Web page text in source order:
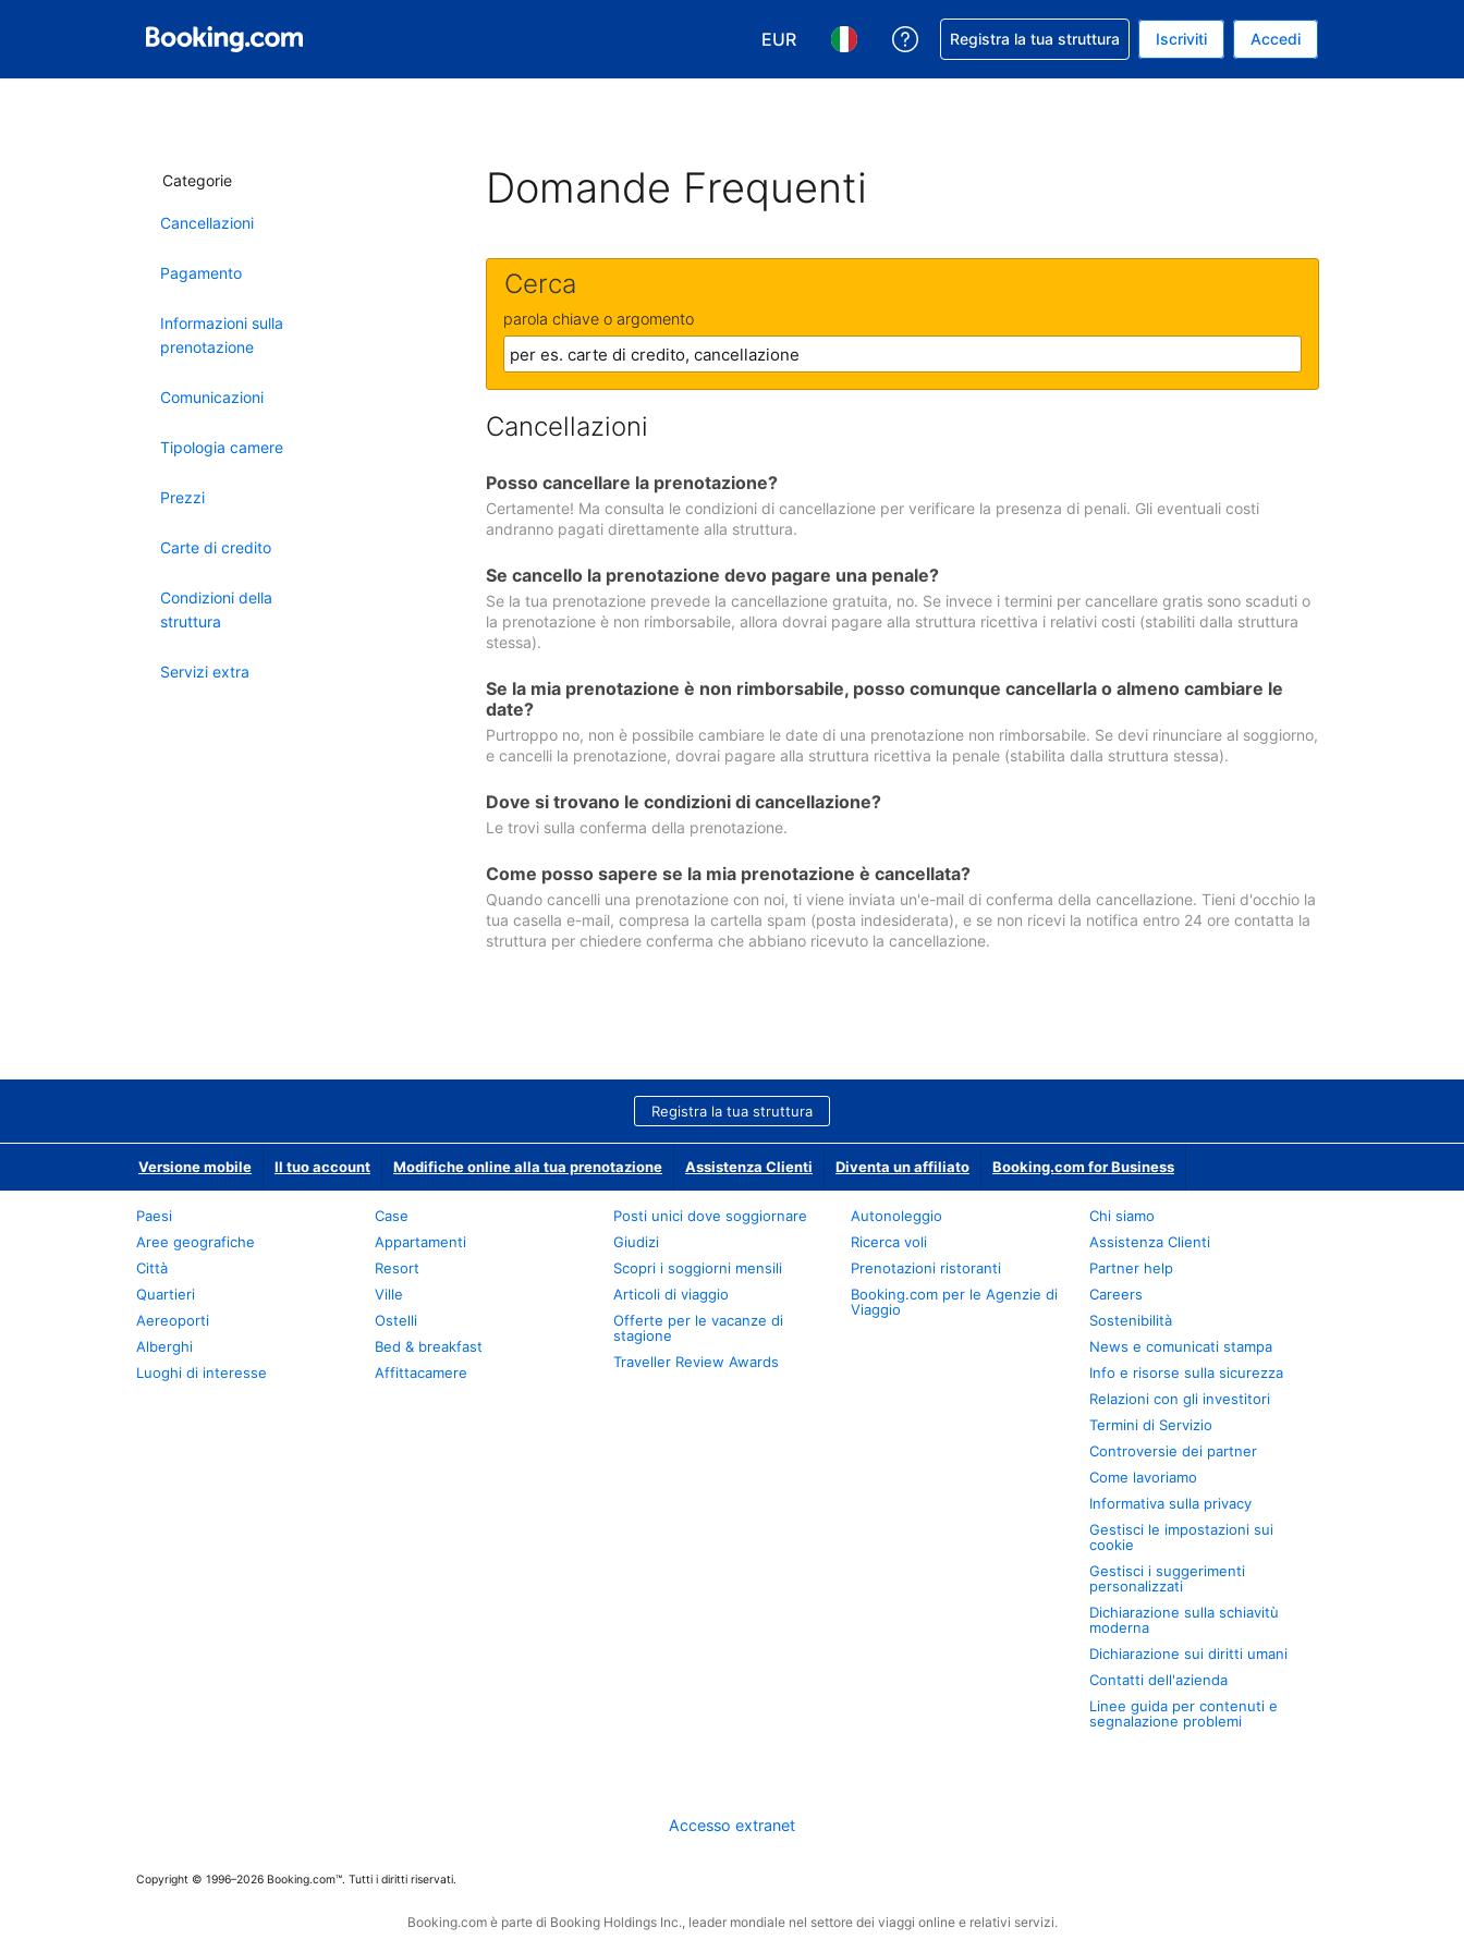
EUR
Scegli la tua valuta. Valuta attuale: Euro
Scegli la tua lingua. Lingua attuale: Italiano
Ricevi aiuto con la prenotazione
Registra la tua struttura Iscriviti Accedi
Categorie
Cancellazioni
Pagamento
Informazioni sulla
prenotazione
Comunicazioni
Tipologia camere
Prezzi
Carte di credito
Condizioni della
struttura
Servizi extra
Domande Frequenti
Cerca
parola chiave o argomento
Cancellazioni
Posso cancellare la prenotazione?
Certamente! Ma consulta le condizioni di cancellazione per verificare la presenza di penali. Gli eventuali costi
andranno pagati direttamente alla struttura.
Se cancello la prenotazione devo pagare una penale?
Se la tua prenotazione prevede la cancellazione gratuita, no. Se invece i termini per cancellare gratis sono scaduti o
la prenotazione è non rimborsabile, allora dovrai pagare alla struttura ricettiva i relativi costi (stabiliti dalla struttura
stessa).
Se la mia prenotazione è non rimborsabile, posso comunque cancellarla o almeno cambiare le
date?
Purtroppo no, non è possibile cambiare le date di una prenotazione non rimborsabile. Se devi rinunciare al soggiorno,
e cancelli la prenotazione, dovrai pagare alla struttura ricettiva la penale (stabilita dalla struttura stessa).
Dove si trovano le condizioni di cancellazione?
Le trovi sulla conferma della prenotazione.
Come posso sapere se la mia prenotazione è cancellata?
Quando cancelli una prenotazione con noi, ti viene inviata un'e-mail di conferma della cancellazione. Tieni d'occhio la
tua casella e-mail, compresa la cartella spam (posta indesiderata), e se non ricevi la notifica entro 24 ore contatta la
struttura per chiedere conferma che abbiano ricevuto la cancellazione.
Registra la tua struttura
Versione mobile Il tuo account Modifiche online alla tua prenotazione Assistenza Clienti Diventa un affiliato Booking.com for Business
Paesi
Aree geografiche
Città
Quartieri
Aereoporti
Alberghi
Luoghi di interesse
Case
Appartamenti
Resort
Ville
Ostelli
Bed & breakfast
Affittacamere
Posti unici dove soggiornare
Giudizi
Scopri i soggiorni mensili
Articoli di viaggio
Offerte per le vacanze di
stagione
Traveller Review Awards
Autonoleggio
Ricerca voli
Prenotazioni ristoranti
Booking.com per le Agenzie di
Viaggio
Chi siamo
Assistenza Clienti
Partner help
Careers
Sostenibilità
News e comunicati stampa
Info e risorse sulla sicurezza
Relazioni con gli investitori
Termini di Servizio
Controversie dei partner
Come lavoriamo
Informativa sulla privacy
Gestisci le impostazioni sui
cookie
Gestisci i suggerimenti
personalizzati
Dichiarazione sulla schiavitù
moderna
Dichiarazione sui diritti umani
Contatti dell'azienda
Linee guida per contenuti e
segnalazione problemi
Accesso extranet
Copyright © 1996–2026 Booking.com™. Tutti i diritti riservati.
Booking.com è parte di Booking Holdings Inc., leader mondiale nel settore dei viaggi online e relativi servizi.